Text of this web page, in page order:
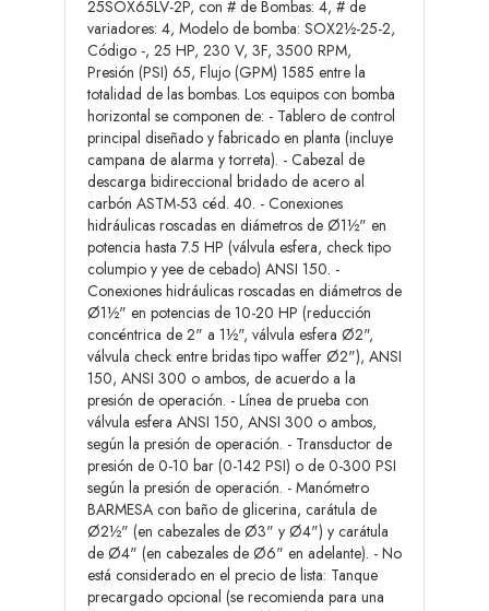
25SOX65LV-2P, con # de Bombas: 4, # de
variadores: 4, Modelo de bomba: SOX2½-25-2,
Código -, 25 HP, 230 V, 3F, 3500 RPM,
Presión (PSI) 65, Flujo (GPM) 1585 entre la
totalidad de las bombas. Los equipos con bomba
horizontal se componen de: - Tablero de control
principal diseñado y fabricado en planta (incluye
campana de alarma y torreta). - Cabezal de
descarga bidireccional bridado de acero al
carbón ASTM-53 céd. 40. - Conexiones
hidráulicas roscadas en diámetros de Ø1½" en
potencia hasta 7.5 HP (válvula esfera, check tipo
columpio y yee de cebado) ANSI 150. -
Conexiones hidráulicas roscadas en diámetros de
Ø1½" en potencias de 10-20 HP (reducción
concéntrica de 2" a 1½", válvula esfera Ø2",
válvula check entre bridas tipo waffer Ø2"), ANSI
150, ANSI 300 o ambos, de acuerdo a la
presión de operación. - Línea de prueba con
válvula esfera ANSI 150, ANSI 300 o ambos,
según la presión de operación. - Transductor de
presión de 0-10 bar (0-142 PSI) o de 0-300 PSI
según la presión de operación. - Manómetro
BARMESA con baño de glicerina, carátula de
Ø2½" (en cabezales de Ø3" y Ø4") y carátula
de Ø4" (en cabezales de Ø6" en adelante). - No
está considerado en el precio de lista: Tanque
precargado opcional (se recomienda para una